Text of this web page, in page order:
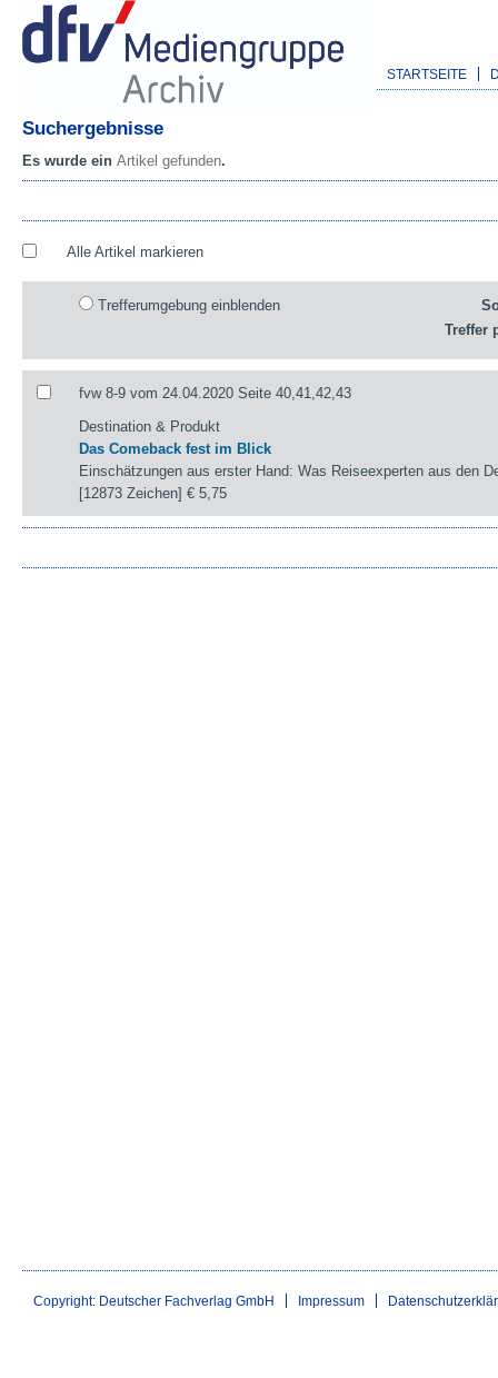
STARTSEITE
Suchergebnisse
Es wurde ein Artikel gefunden.
Alle Artikel markieren
Trefferumgebung einblenden
Treffer
fvw 8-9 vom 24.04.2020 Seite 40,41,42,43
Destination & Produkt
Das Comeback fest im Blick
Einschätzungen aus erster Hand: Was Reiseexperten aus den
[12873 Zeichen]€ 5,75
Copyright: Deutscher Fachverlag GmbH Impressum